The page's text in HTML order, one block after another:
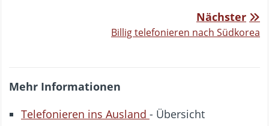
Nächster
Billig telefonieren nach Südkorea
Mehr Informationen
Telefonieren ins Ausland - Übersicht